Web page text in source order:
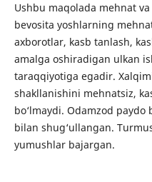
Ushbu maqolada mehnat
bevosita yoshlarning
axborotlar, kasb tanlash,
amalga oshiradigan ulkan
taraqqiyotiga egadir.
shakllanishini mehnatsiz,
bo‘lmaydi. Odamzod
bilan shug‘ullangan.
yumushlar bajargan.